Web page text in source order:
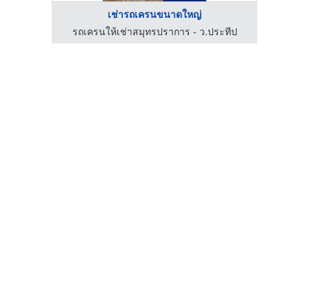
เช่ารถเครนขนาดใหญ่
รถเครนให้เช่าสมุทรปราการ - ว.ประทีป